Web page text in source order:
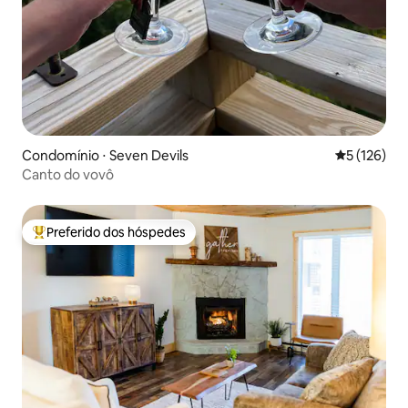
Condomínio ⋅ Seven Devils 5 de uma
5 (126)
Canto do vovô
Entre os melhores preferidos dos hóspedes
Preferido dos hóspedes